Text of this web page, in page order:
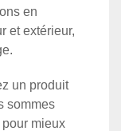
en
et extérieur,
un produit
sommes
mieux